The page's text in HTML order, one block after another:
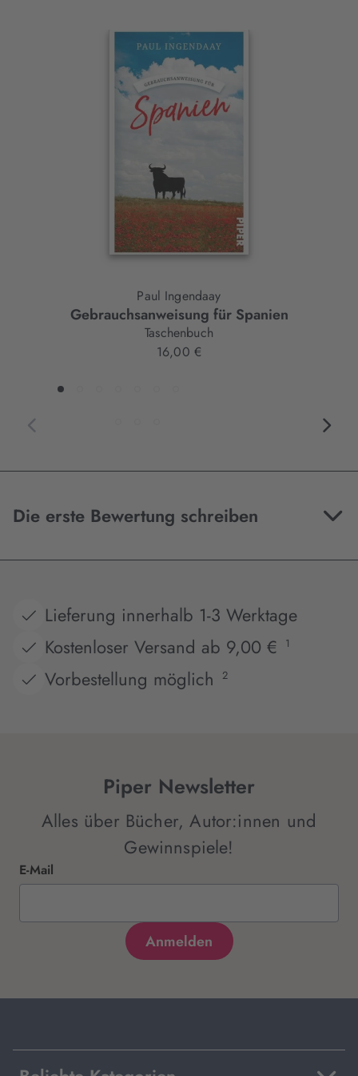
Interaktives
Paul Ingendaay
Gebrauchsanweisung für Spanien
Taschenbuch
16,00 €
Die erste Bewertung schreiben
Lieferung innerhalb 1-3 Werktage
Kostenloser Versand ab 9,00 €
1
Vorbestellung möglich 2
Piper Newsletter
Alles über Bücher, Autor:innen und
Gewinnspiele!
E-Mail